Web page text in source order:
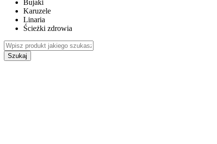
Bujaki
Karuzele
Linaria
Ścieżki zdrowia
Szukaj